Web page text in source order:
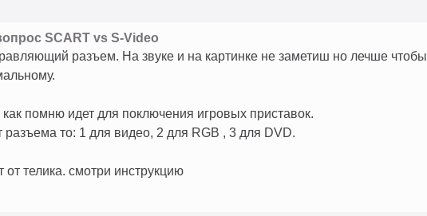
SCART vs S-Video
разъем. На звуке и на картинке не заметиш но лечше чтобы
помню идет для поключения игровых приставок.
разъема то: 1 для видео, 2 для RGB , 3 для DVD.
от телика. смотри инструкцию